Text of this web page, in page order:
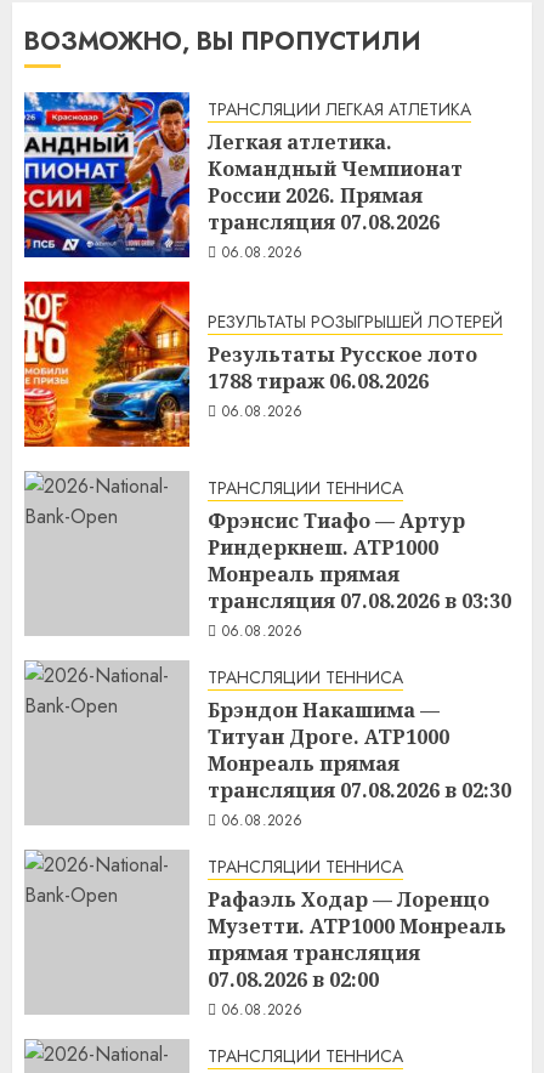
ВОЗМОЖНО, ВЫ ПРОПУСТИЛИ
ТРАНСЛЯЦИИ ЛЕГКАЯ АТЛЕТИКА
Легкая атлетика.
Командный Чемпионат
России 2026. Прямая
трансляция 07.08.2026
06.08.2026
РЕЗУЛЬТАТЫ РОЗЫГРЫШЕЙ ЛОТЕРЕЙ
Результаты Русское лото
1788 тираж 06.08.2026
06.08.2026
ТРАНСЛЯЦИИ ТЕННИСА
Фрэнсис Тиафо — Артур
Риндеркнеш. ATP1000
Монреаль прямая
трансляция 07.08.2026 в 03:30
06.08.2026
ТРАНСЛЯЦИИ ТЕННИСА
Брэндон Накашима —
Титуан Дроге. ATP1000
Монреаль прямая
трансляция 07.08.2026 в 02:30
06.08.2026
ТРАНСЛЯЦИИ ТЕННИСА
Рафаэль Ходар — Лоренцо
Музетти. ATP1000 Монреаль
прямая трансляция
07.08.2026 в 02:00
06.08.2026
ТРАНСЛЯЦИИ ТЕННИСА